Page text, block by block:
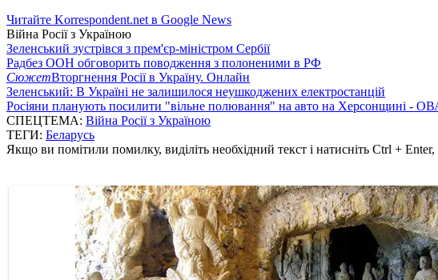
Читайте Korrespondent.net в Google News
Війна Росії з Україною
Зеленський зустрівся з прем'єр-міністром Сербії
Радбез ООН обговорить поводження з полоненими в РФ
СюжетВторгнення Росії в Україну. Онлайн
Зеленський: В Україні не залишилося неушкоджених електростанцій
Росіяни планують посилити "вільне полювання" на авто на Херсонщині -
СПЕЦТЕМА: Війна Росії з Україною
ТЕГИ: Беларусь
Якщо ви помітили помилку, виділіть необхідний текст і натисніть Ctrl +